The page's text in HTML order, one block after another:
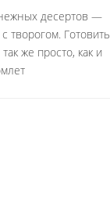
десертов —
творогом. Готовить
же просто, как и